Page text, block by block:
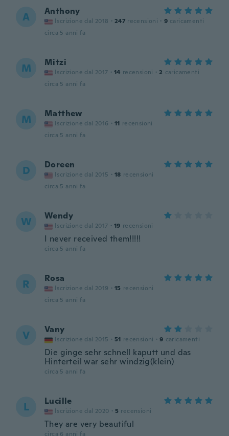
A Anthony
Iscrizione dal 2018 · 247 recensioni · 9 caricamenti
circa 5 anni fa
M Mitzi
Iscrizione dal 2017 · 14 recensioni · 2 caricamenti
circa 5 anni fa
M Matthew
Iscrizione dal 2016 · 11 recensioni
circa 5 anni fa
D Doreen
Iscrizione dal 2015 · 18 recensioni
circa 5 anni fa
W Wendy
Iscrizione dal 2017 · 19 recensioni
I never received them!!!!!
circa 5 anni fa
R Rosa
Iscrizione dal 2019 · 15 recensioni
circa 5 anni fa
V Vany
Iscrizione dal 2015 · 51 recensioni · 9 caricamenti
Die ginge sehr schnell kaputt und das
Hinterteil war sehr windzig(klein)
circa 5 anni fa
L Lucille
Iscrizione dal 2020 · 5 recensioni
They are very beautiful
circa 6 anni fa